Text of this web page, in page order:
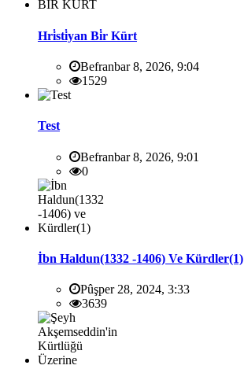
Hri̇sti̇yan Bi̇r Kürt
Befranbar 8, 2026, 9:04
1529
Test
Befranbar 8, 2026, 9:01
0
İbn Haldun(1332 -1406) Ve Kürdler(1)
Pûşper 28, 2024, 3:33
3639